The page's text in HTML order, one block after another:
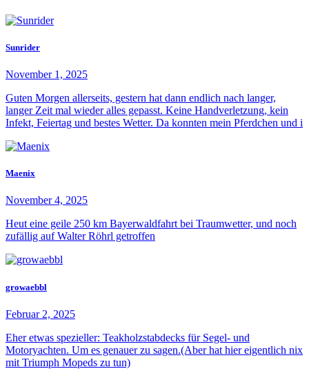
Sunrider
November 1, 2025
Guten Morgen allerseits, gestern hat dann endlich nach langer,
langer Zeit mal wieder alles gepasst. Keine Handverletzung, kein
Infekt, Feiertag und bestes Wetter. Da konnten mein Pferdchen und i
Maenix
November 4, 2025
Heut eine geile 250 km Bayerwaldfahrt bei Traumwetter, und noch
zufällig auf Walter Röhrl getroffen
growaebbl
Februar 2, 2025
Eher etwas spezieller: Teakholzstabdecks für Segel- und
Motoryachten. Um es genauer zu sagen.(Aber hat hier eigentlich nix
mit Triumph Mopeds zu tun)